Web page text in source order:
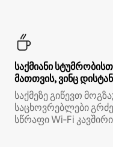
საქმიანი
მათთვის, ვინც
საქმეზე გიწევთ
საცხოვრებლები
სწრაფი Wi‑Fi